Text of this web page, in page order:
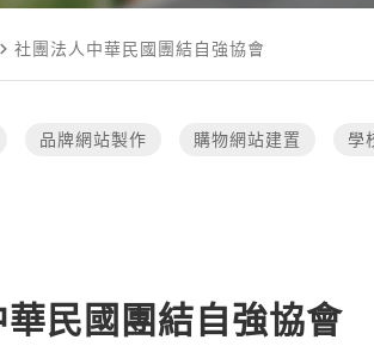
社團法人中華民國團結自強協會
品牌網站製作 購物網站建置 學
民國團結自強協會